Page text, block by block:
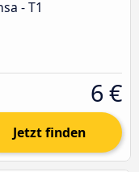
- T1
6 €
Jetzt finden